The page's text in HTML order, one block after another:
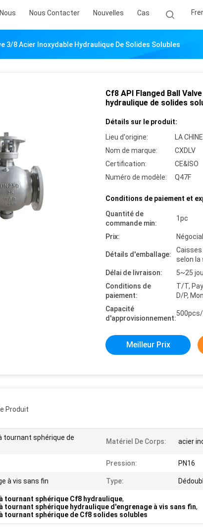
Nous Contacter Nouvelles Cas
3/8 Acier Inoxydable Hydraulique De Solides Solubles
Cf8 API Flanged Ball
hydraulique de solides
Détails sur le produit:
Lieu d'origine:
LA CHINE
Nom de marque:
CXDLV
Certification:
CE&ISO
Numéro de modèle:
Q47F
Conditions de paiement et
Quantité de
commande min:
1pc
Prix:
Détails d'emballage:
selon
Délai de livraison:
5~25
Conditions de
paiement:
T/T,
D/P,
Capacité
d'approvisionnement:
Meilleur Prix
Produit
tournant sphérique de
Matériel De Corps: acier
Pression: PN16
à vis sans fin Type:
tournant sphérique Cf8 hydraulique,
tournant sphérique hydraulique d'engrenage à vis sans fin,
tournant sphérique de Cf8 solides solubles